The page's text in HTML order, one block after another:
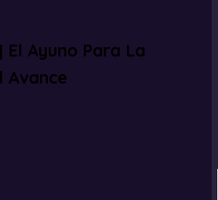
Ayuno Para La
Avance